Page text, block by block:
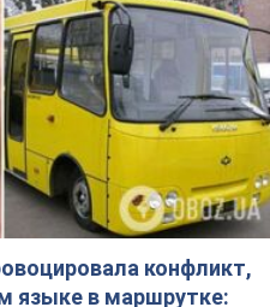
конфликт,
языке в маршрутке: